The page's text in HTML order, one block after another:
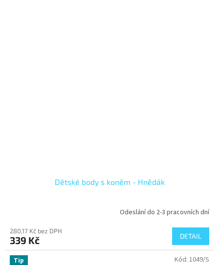
Dětské body s koněm - Hnědák
Odeslání do 2-3 pracovních dní
280,17 Kč bez DPH
339 Kč DETAIL
Tip Kód: 1049/S